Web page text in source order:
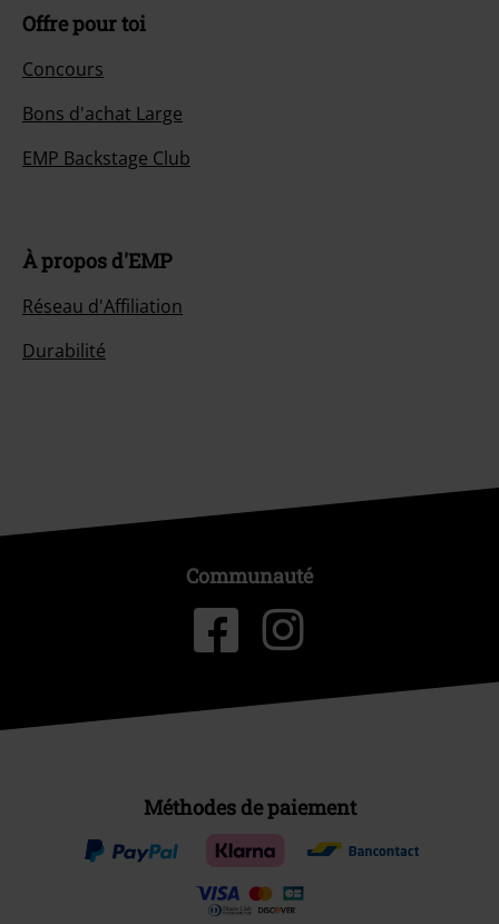
Offre pour toi
Concours
Bons d'achat Large
EMP Backstage Club
À propos d'EMP
Réseau d'Affiliation
Durabilité
Communauté
Méthodes de paiement